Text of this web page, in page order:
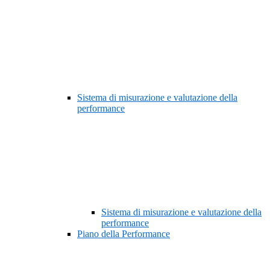
Sistema di misurazione e valutazione della
performance
Sistema di misurazione e valutazione della
performance
Piano della Performance